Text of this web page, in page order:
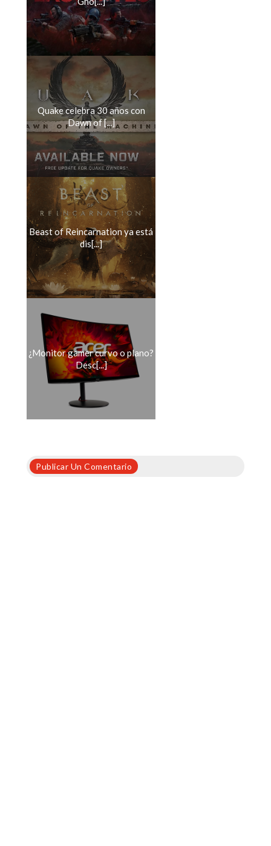
Quake celebra 30 años con
Dawn of [...]
Beast of Reincarnation ya está
dis[...]
¿Monitor gamer curvo o plano?
Desc[...]
Publicar Un Comentario